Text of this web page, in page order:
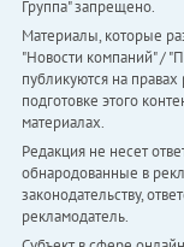
Группа" запрещено.
Материалы, которые
"Новости компаний" /
публикуются на правах
подготовке этого
материалах.
Редакция не несет
обнародованные в
законодательству,
рекламодатель.